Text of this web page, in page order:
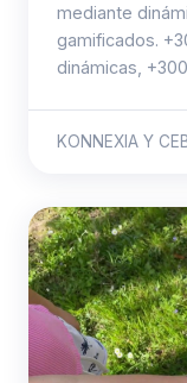
mediante
gamificados.
dinámicas,
KONNEXIA Y